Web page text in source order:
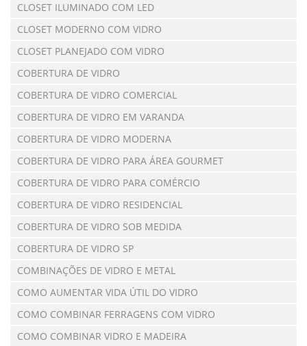
CLOSET ILUMINADO COM LED
CLOSET MODERNO COM VIDRO
CLOSET PLANEJADO COM VIDRO
COBERTURA DE VIDRO
COBERTURA DE VIDRO COMERCIAL
COBERTURA DE VIDRO EM VARANDA
COBERTURA DE VIDRO MODERNA
COBERTURA DE VIDRO PARA ÁREA GOURMET
COBERTURA DE VIDRO PARA COMÉRCIO
COBERTURA DE VIDRO RESIDENCIAL
COBERTURA DE VIDRO SOB MEDIDA
COBERTURA DE VIDRO SP
COMBINAÇÕES DE VIDRO E METAL
COMO AUMENTAR VIDA ÚTIL DO VIDRO
COMO COMBINAR FERRAGENS COM VIDRO
COMO COMBINAR VIDRO E MADEIRA